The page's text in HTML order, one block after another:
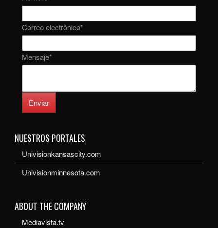
Correo electrónico*
Mensaje*
Enviar
NUESTROS PORTALES
Univisionkansascity.com
Univisionminnesota.com
ABOUT THE COMPANY
Mediavista.tv